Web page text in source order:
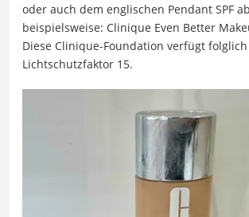
oder auch dem englischen Pendant SPF
beispielsweise: Clinique Even Better
Diese Clinique-Foundation verfügt
Lichtschutzfaktor 15.